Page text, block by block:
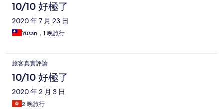
10/10 好極了
2020 年 7 月 23 日
Yusan，1 晚旅行
旅客真實評論
10/10 好極了
2020 年 2 月 3 日
2 晚旅行